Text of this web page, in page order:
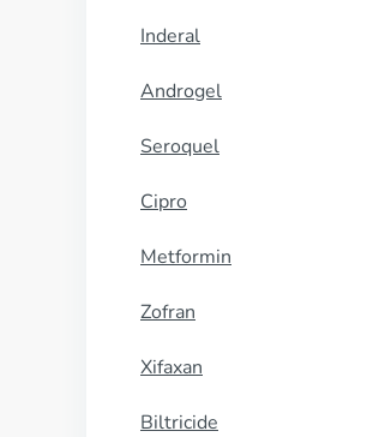
Inderal
Androgel
Seroquel
Cipro
Metformin
Zofran
Xifaxan
Biltricide